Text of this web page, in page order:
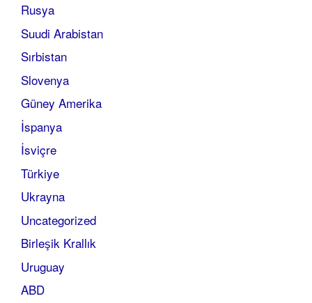
Rusya
Suudi Arabistan
Sırbistan
Slovenya
Güney Amerika
İspanya
İsviçre
Türkiye
Ukrayna
Uncategorized
Birleşik Krallık
Uruguay
ABD